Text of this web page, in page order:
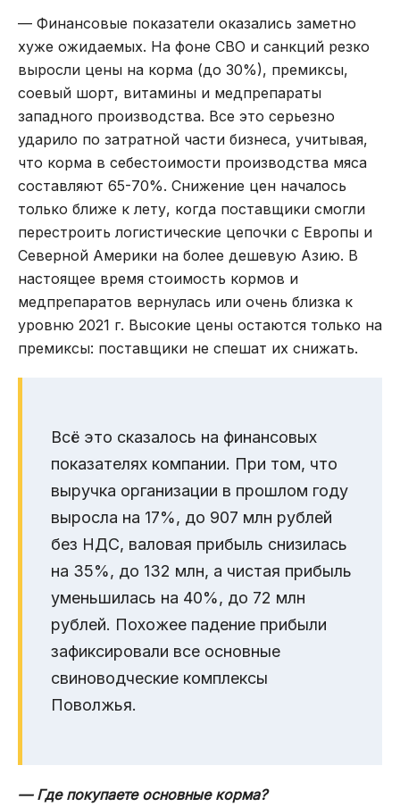
— Финансовые показатели оказались заметно
хуже ожидаемых. На фоне СВО и санкций резко
выросли цены на корма (до 30%), премиксы,
соевый шорт, витамины и медпрепараты
западного производства. Все это серьезно
ударило по затратной части бизнеса, учитывая,
что корма в себестоимости производства мяса
составляют 65-70%. Снижение цен началось
только ближе к лету, когда поставщики смогли
перестроить логистические цепочки с Европы и
Северной Америки на более дешевую Азию. В
настоящее время стоимость кормов и
медпрепаратов вернулась или очень близка к
уровню 2021 г. Высокие цены остаются только на
премиксы: поставщики не спешат их снижать.
Всё это сказалось на финансовых
показателях компании. При том, что
выручка организации в прошлом году
выросла на 17%, до 907 млн рублей
без НДС, валовая прибыль снизилась
на 35%, до 132 млн, а чистая прибыль
уменьшилась на 40%, до 72 млн
рублей. Похожее падение прибыли
зафиксировали все основные
свиноводческие комплексы
Поволжья.
— Где покупаете основные корма?